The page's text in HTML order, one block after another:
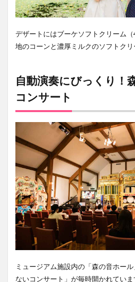
デザートにはブーケソフトクリーム
地のコーンと濃厚ミルクのソフトクリ
自動演奏にびっくり！
コンサート
ミュージアム施設内の「森の音ホー
ないコンサート」が毎時開かれていま